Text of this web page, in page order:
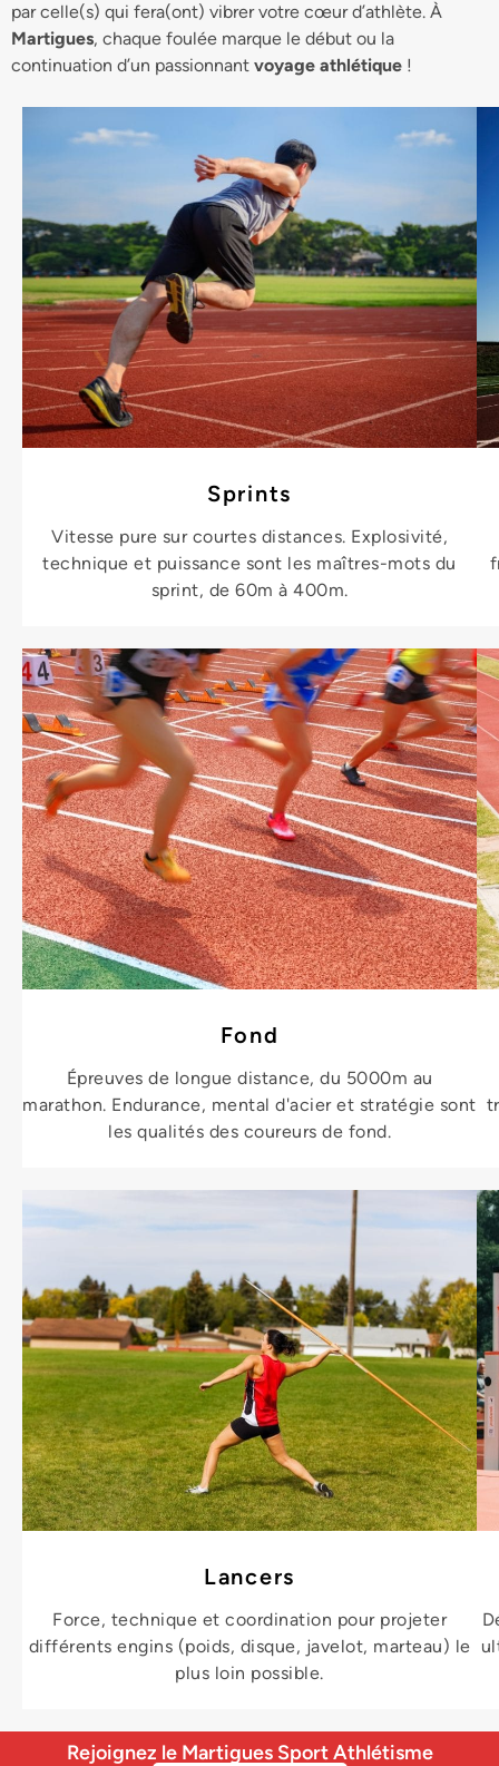
par celle(s) qui fera(ont) vibrer votre cœur d’athlète. À
Martigues, chaque foulée marque le début ou la
continuation d’un passionnant voyage athlétique !
Sprints
Vitesse pure sur courtes distances. Explosivité,
technique et puissance sont les maîtres-mots du
sprint, de 60m à 400m.
Fond
Épreuves de longue distance, du 5000m au
marathon. Endurance, mental d'acier et stratégie sont
les qualités des coureurs de fond.
Lancers
Force, technique et coordination pour projeter
différents engins (poids, disque, javelot, marteau) le
plus loin possible.
Rejoignez le Martigues Sport Athlétisme